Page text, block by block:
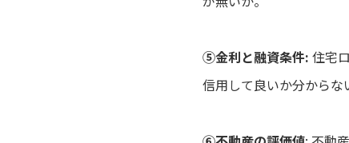
⑤金利と融資条件: 住宅
信用して良いか分からな